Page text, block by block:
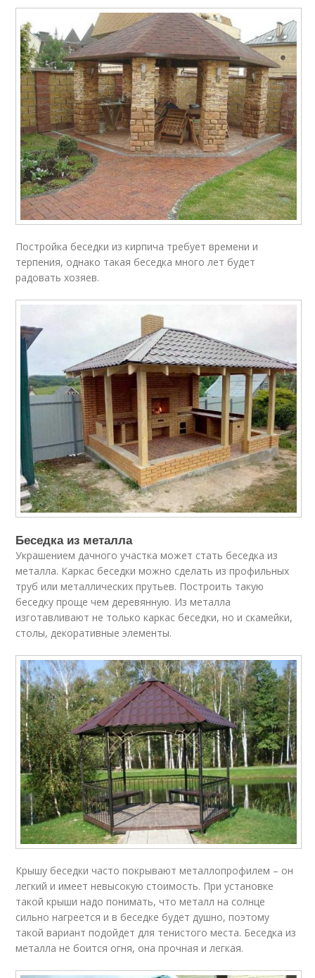
Постройка беседки из кирпича требует времени и
терпения, однако такая беседка много лет будет
радовать хозяев.
Беседка из металла
Украшением дачного участка может стать беседка из
металла. Каркас беседки можно сделать из профильных
труб или металлических прутьев. Построить такую
беседку проще чем деревянную. Из металла
изготавливают не только каркас беседки, но и скамейки,
столы, декоративные элементы.
Крышу беседки часто покрывают металлопрофилем – он
легкий и имеет невысокую стоимость. При установке
такой крыши надо понимать, что металл на солнце
сильно нагреется и в беседке будет душно, поэтому
такой вариант подойдет для тенистого места. Беседка из
металла не боится огня, она прочная и легкая.